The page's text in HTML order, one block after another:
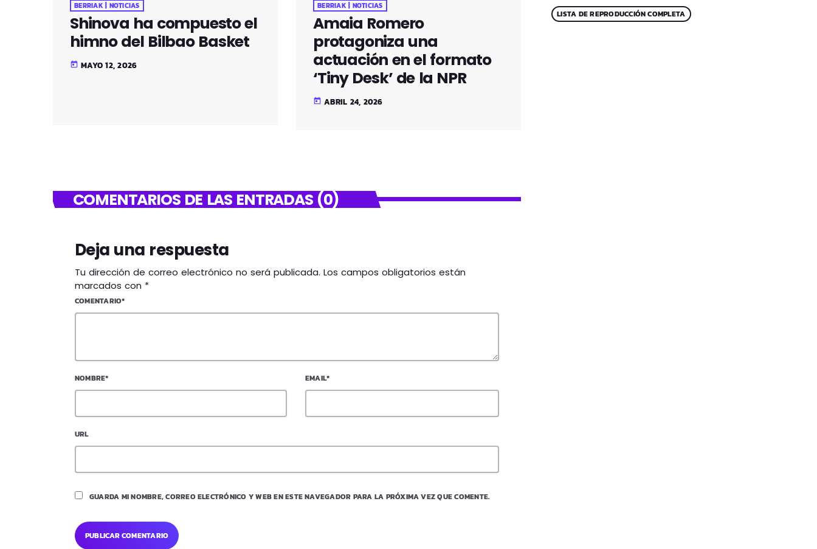
BERRIAK | NOTICIAS
Shinova ha compuesto el
himno del Bilbao Basket
today MAYO 12, 2026
BERRIAK | NOTICIAS
Amaia Romero
protagoniza una
actuación en el formato
‘Tiny Desk’ de la NPR
today ABRIL 24, 2026
COMENTARIOS DE LAS ENTRADAS (0)
Deja una respuesta
Tu dirección de correo electrónico no será publicada. Los campos obligatorios están
marcados con *
COMENTARIO*
NOMBRE* EMAIL*
URL
GUARDA MI NOMBRE, CORREO ELECTRÓNICO Y WEB EN ESTE NAVEGADOR PARA LA PRÓXIMA VEZ QUE COMENTE.
LISTA DE REPRODUCCIÓN COMPLETA